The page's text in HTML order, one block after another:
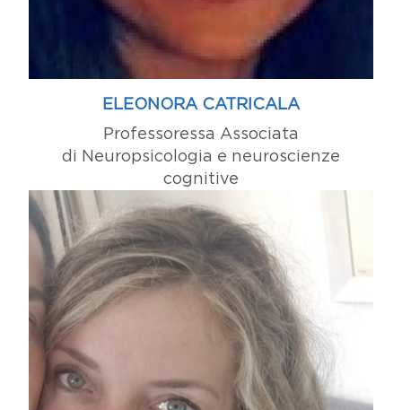
ELEONORA CATRICALA
Professoressa Associata
di Neuropsicologia e neuroscienze
cognitive